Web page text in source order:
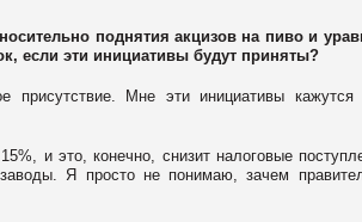
поднятия акцизов на пиво и
если эти инициативы будут приняты?
присутствие. Мне эти инициативы кажутся
и это, конечно, снизит налоговые
Я просто не понимаю, зачем